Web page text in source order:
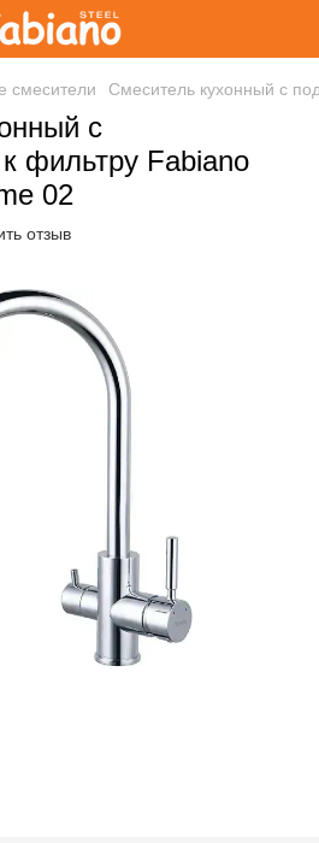
смесители Смеситель кухонный с
с
фильтру Fabiano
02
отзыв